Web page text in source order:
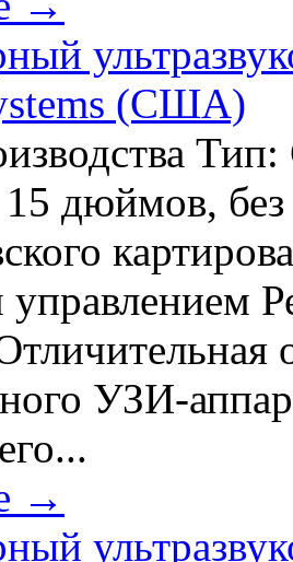
(США)
15 дюймов,
УЗИ-
→